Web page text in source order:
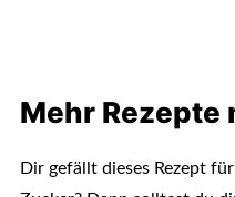
Mehr Rezepte
Dir gefällt dieses Rezept